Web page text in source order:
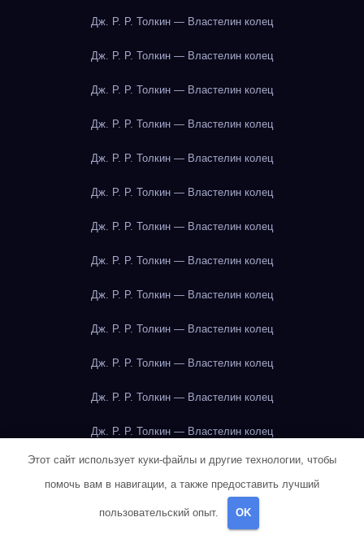
Дж. Р. Р. Толкин — Властелин колец
Дж. Р. Р. Толкин — Властелин колец
Дж. Р. Р. Толкин — Властелин колец
Дж. Р. Р. Толкин — Властелин колец
Дж. Р. Р. Толкин — Властелин колец
Дж. Р. Р. Толкин — Властелин колец
Дж. Р. Р. Толкин — Властелин колец
Дж. Р. Р. Толкин — Властелин колец
Дж. Р. Р. Толкин — Властелин колец
Дж. Р. Р. Толкин — Властелин колец
Дж. Р. Р. Толкин — Властелин колец
Дж. Р. Р. Толкин — Властелин колец
Дж. Р. Р. Толкин — Властелин колец
Дж. Р. Р. Толкин — Властелин колец
Дж. Р. Р. Толкин — Властелин колец
Дж. Р. Р. Толкин — Властелин колец
Этот сайт использует куки-файлы и другие технологии, чтобы
помочь вам в навигации, а также предоставить лучший
пользовательский опыт. OK